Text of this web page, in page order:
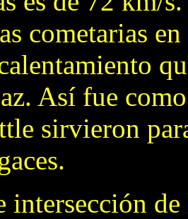
cometarias
Así fue
sirvieron
intersección